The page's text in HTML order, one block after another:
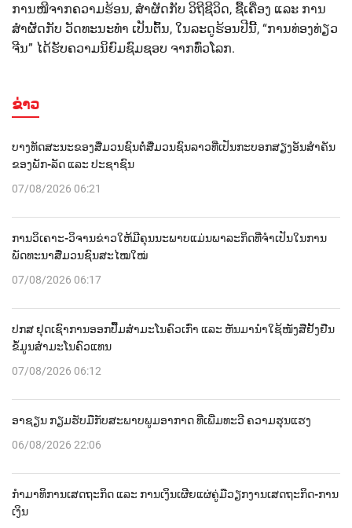
ການ​​ໜີ​ຈາກ​ຄວາມ​ຮ້ອນ, ​ສຳ​ຜັດ​ກັບ ​ວິ​ຖີ​ຊີ​ວິດ, ​ຊື້​ເຄື່ອງ ແລະ​ ການ​
ສຳ​ຜັດ​ກັບ​ ວັດ​ທະ​ນະ​ທຳ ເປັນ​ຕົ້ນ, ໃນ​ລະ​ດູ​ຮ້ອນ​ປີ​ນີ້, “ການ​ທ່ອງ​ທ່ຽວ​
ຈີນ” ​ໄດ້​ຮັບ​ຄວາມ​ນິ​ຍົມ​ຊົມ​ຊອບ ຈາກ​ທົ່ວໂລກ.
ຂ່າວ
ບາງທັດສະນະຂອງສື່ມວນຊົນຕໍ່ສື່ມວນຊົນລາວທີ່ເປັນກະບອກສຽງອັນສຳຄັນ
ຂອງພັກ-ລັດ ແລະ ປະຊາຊົນ
07/08/2026 06:21
ການວິເຄາະ-ວິຈານຂ່າວໃຫ້ມີຄຸນນະພາບແມ່ນພາລະກິດທີ່ຈຳເປັນໃນການ
ພັດທະນາສື່ມວນຊົນສະໄໝໃໝ່
07/08/2026 06:17
ປກສ ຢຸດເຊົາການອອກປື້ມສຳມະໂນຄົວເກົ່າ ແລະ ຫັນມານຳໃຊ້ໜັງສືຢັ້ງຢືນ
ຂໍ້ມູນສຳມະໂນຄົວແທນ
07/08/2026 06:12
ອາຊຽນ ກຽມຮັບມືກັບສະພາບພູມອາກາດ ທີ່ເພີ່ມທະວີ ຄວາມຮຸນແຮງ
06/08/2026 22:06
ກຳມາທິການເສດຖະກິດ ແລະ ການເງິນເຜີຍແຜ່ຄູ່ມືວຽກງານເສດຖະກິດ-ການ
ເງິນ